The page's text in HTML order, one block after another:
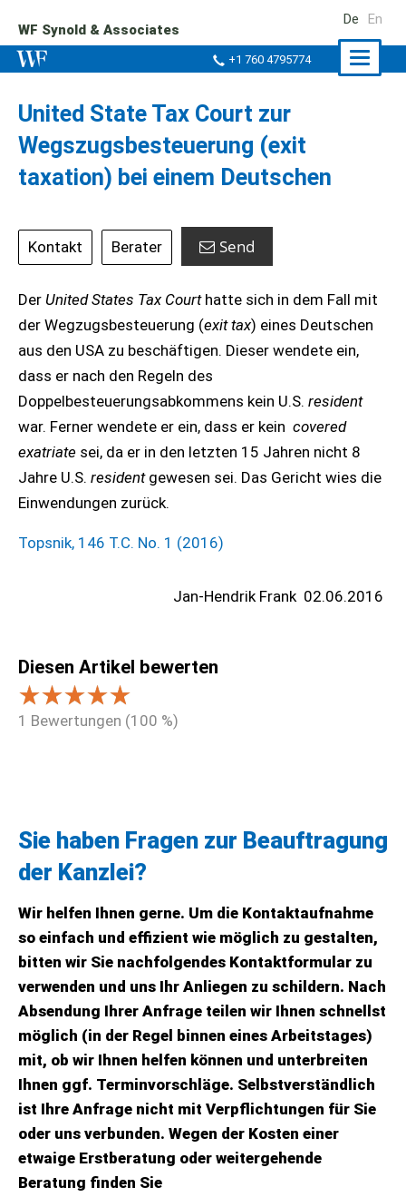
WF Synold & Associates
+1 760 4795774
De En
United State Tax Court zur
Wegszugsbesteuerung (exit
taxation) bei einem Deutschen
Kontakt Berater Send
Der United States Tax Court hatte sich in dem Fall mit
der Wegzugsbesteuerung (exit tax) eines Deutschen
aus den USA zu beschäftigen. Dieser wendete ein,
dass er nach den Regeln des
Doppelbesteuerungsabkommens kein U.S. resident
war. Ferner wendete er ein, dass er kein covered
exatriate sei, da er in den letzten 15 Jahren nicht 8
Jahre U.S. resident gewesen sei. Das Gericht wies die
Einwendungen zurück.
Topsnik, 146 T.C. No. 1 (2016)
Jan-Hendrik Frank 02.06.2016
Diesen Artikel bewerten
1 Bewertungen (100 %)
Sie haben Fragen zur Beauftragung
der Kanzlei?
Wir helfen Ihnen gerne. Um die Kontaktaufnahme
so einfach und effizient wie möglich zu gestalten,
bitten wir Sie nachfolgendes Kontaktformular zu
verwenden und uns Ihr Anliegen zu schildern. Nach
Absendung Ihrer Anfrage teilen wir Ihnen schnellst
möglich (in der Regel binnen eines Arbeitstages)
mit, ob wir Ihnen helfen können und unterbreiten
Ihnen ggf. Terminvorschläge. Selbstverständlich
ist Ihre Anfrage nicht mit Verpflichtungen für Sie
oder uns verbunden. Wegen der Kosten einer
etwaige Erstberatung oder weitergehende
Beratung finden Sie